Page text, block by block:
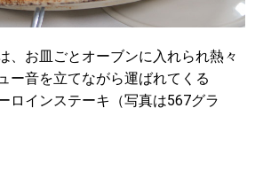
、お皿ごとオーブンに入れられ熱々
ー音を立てながら運ばれてくる
ロインステーキ（写真は567グラ